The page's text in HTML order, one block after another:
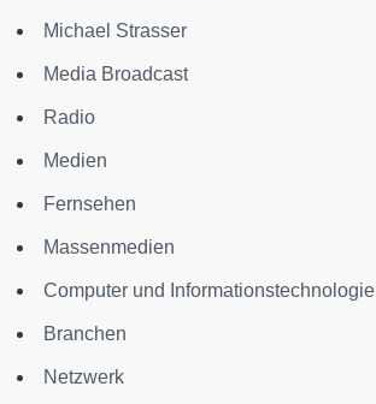
Michael Strasser
Media Broadcast
Radio
Medien
Fernsehen
Massenmedien
Computer und Informationstechnologie
Branchen
Netzwerk